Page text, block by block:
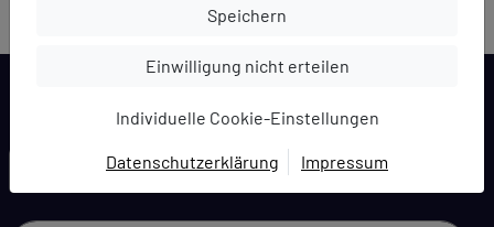
Einstellungen speichern für die
Speichern
Einstellungen speichern für die Gruppe
Einwilligung nicht erteilen
Individuelle Cookie-Einstellungen
Datenschutzerklärung Impressum
EINWILLIGUNG ZUR
LARCA NEWSLETTER